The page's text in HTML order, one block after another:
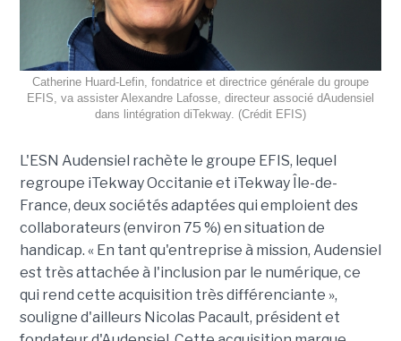
Catherine Huard-Lefin, fondatrice et directrice générale du groupe
EFIS, va assister Alexandre Lafosse, directeur associé dAudensiel
dans lintégration diTekway. (Crédit EFIS)
L'ESN Audensiel rachète le groupe EFIS, lequel
regroupe iTekway Occitanie et iTekway Île-de-
France, deux sociétés adaptées qui emploient des
collaborateurs (environ 75 %) en situation de
handicap. « En tant qu'entreprise à mission, Audensiel
est très attachée à l'inclusion par le numérique, ce
qui rend cette acquisition très différenciante »,
souligne d'ailleurs Nicolas Pacault, président et